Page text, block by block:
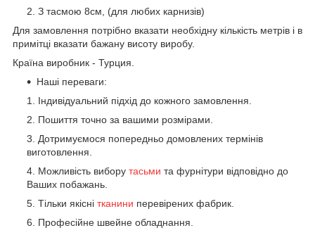
З тасмою 8см, (для любих карнизів)
Для замовлення потрібно вказати необхідну кількість метрів і в
примітці вказати бажану висоту виробу.
Країна виробник - Турция.
Наші переваги:
Індивідуальний підхід до кожного замовлення.
Пошиття точно за вашими розмірами.
Дотримуємося попередньо домовлених термінів
виготовлення.
Можливість вибору тасьми та фурнітури відповідно до
Ваших побажань.
Тільки якісні тканини перевірених фабрик.
Професійне швейне обладнання.